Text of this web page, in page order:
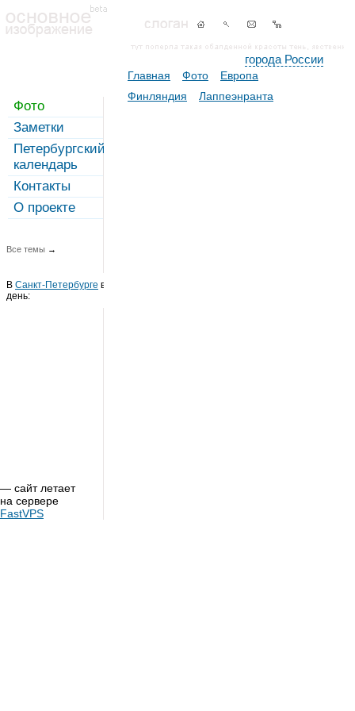
города России
Фото
Заметки
Петербургский
календарь
Контакты
О проекте
Все темы →
В Санкт-Петербурге в этот
день:
— сайт летает
на сервере
FastVPS
Главная Фото
Европа
Финляндия
Лаппеэнранта